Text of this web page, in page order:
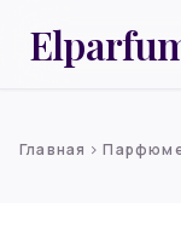
Главная chevron_right